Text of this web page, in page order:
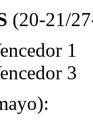
(20-21/
1
3